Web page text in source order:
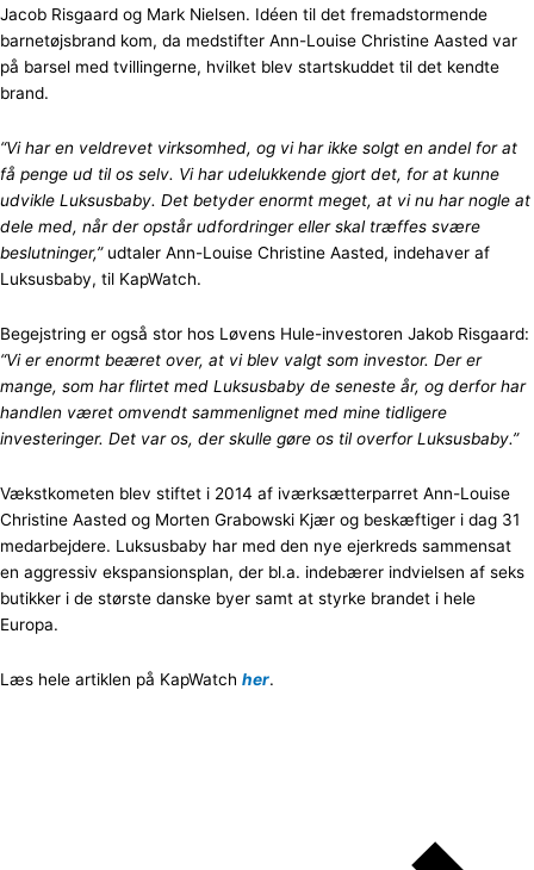
Jacob Risgaard og Mark Nielsen. Idéen til det fremadstormende
barnetøjsbrand kom, da medstifter Ann-Louise Christine Aasted var
på barsel med tvillingerne, hvilket blev startskuddet til det kendte
brand.
“Vi har en veldrevet virksomhed, og vi har ikke solgt en andel for at
få penge ud til os selv. Vi har udelukkende gjort det, for at kunne
udvikle Luksusbaby. Det betyder enormt meget, at vi nu har nogle at
dele med, når der opstår udfordringer eller skal træffes svære
beslutninger,”udtaler Ann-Louise Christine Aasted, indehaver af
Luksusbaby, til KapWatch.
Begejstring er også stor hos Løvens Hule-investoren Jakob Risgaard:
“Vi er enormt beæret over, at vi blev valgt som investor. Der er
mange, som har flirtet med Luksusbaby de seneste år, og derfor har
handlen været omvendt sammenlignet med mine tidligere
investeringer. Det var os, der skulle gøre os til overfor Luksusbaby.”
Vækstkometen blev stiftet i 2014 af iværksætterparret Ann-Louise
Christine Aasted og Morten Grabowski Kjær og beskæftiger i dag 31
medarbejdere. Luksusbaby har med den nye ejerkreds sammensat
en aggressiv ekspansionsplan, der bl.a. indebærer indvielsen af seks
butikker i de største danske byer samt at styrke brandet i hele
Europa.
Læs hele artiklen på KapWatch her.